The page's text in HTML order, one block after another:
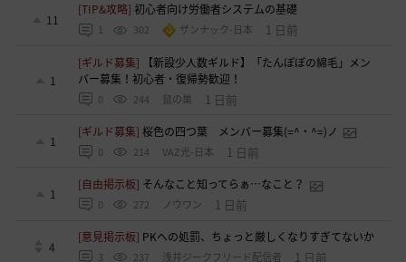
11
[TIP&攻略]初心者向け労働者システムの基礎
1 302 ザンナック-日本 1 日前
1
[ギルド募集]
【新設少人数ギルド】「たんぽぽの綿毛」メン
バー募集！初心者・復帰勢歓迎！
0 244 鼠の巣 1 日前
1
[ギルド募集]桜色の四つ葉 メンバー募集(=^・^=)ノ
0 214 VAZ光-日本 1 日前
1
[自由掲示板] そんなこと知ってらぁ…なこと？
0 272 ノウワン 1 日前
4
[意見掲示板] PKへの処罰、ちょっと厳しくなりすぎてないか
3 237 浅井ジークフリード配信者 1 日前